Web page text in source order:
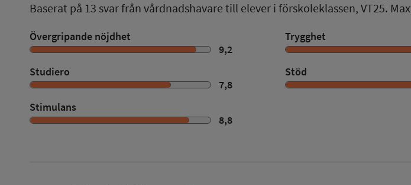
Baserat på 13 svar från vårdnadshavare till elever i förskoleklassen, VT25.
Övergripande nöjdhet
9,2
Trygghet
Studiero
7,8
Stöd
Stimulans
8,8